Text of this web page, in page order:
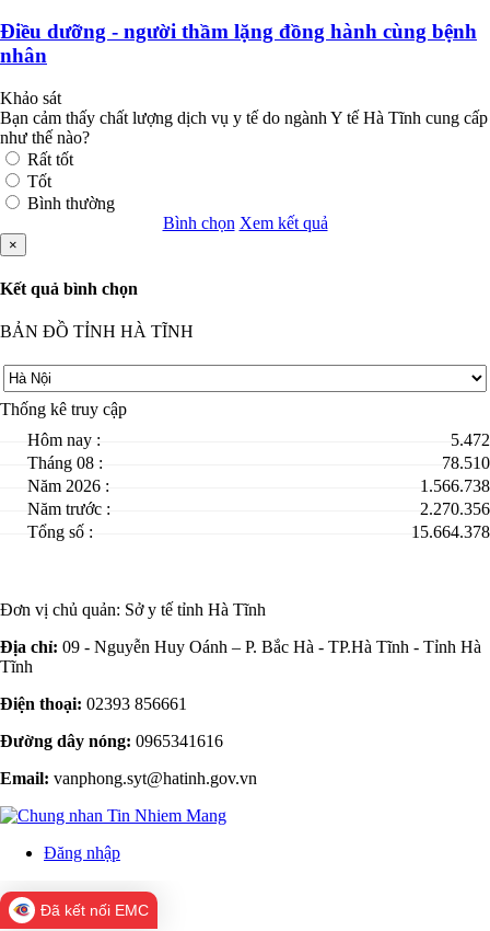
Điều dưỡng - người thầm lặng đồng hành cùng bệnh
nhân
Khảo sát
Bạn cảm thấy chất lượng dịch vụ y tế do ngành Y tế Hà Tĩnh cung cấp
như thế nào?
Rất tốt
Tốt
Bình thường
Bình chọn Xem kết quả
×
Kết quả bình chọn
BẢN ĐỒ TỈNH HÀ TĨNH
Thống kê truy cập
Hôm nay :
5.472
Tháng 08 :
78.510
Năm 2026 :
1.566.738
Năm trước :
2.270.356
Tổng số :
15.664.378
Đơn vị chủ quản: Sở y tế tỉnh Hà Tĩnh
Địa chỉ: 09 - Nguyễn Huy Oánh – P. Bắc Hà - TP.Hà Tĩnh - Tỉnh Hà
Tĩnh
Điện thoại: 02393 856661
Đường dây nóng: 0965341616
Email: vanphong.syt@hatinh.gov.vn
Đăng nhập
Đã kết nối EMC